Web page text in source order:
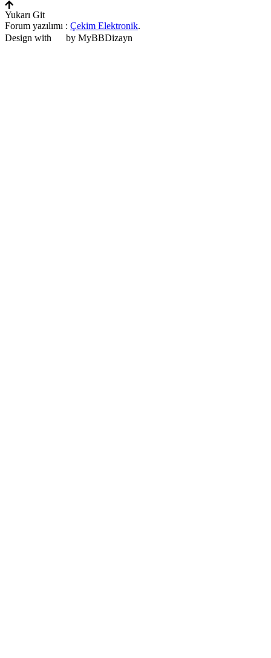
Yukarı Git
Forum yazılımı : Çekim Elektronik.
Design with
by MyBBDizayn